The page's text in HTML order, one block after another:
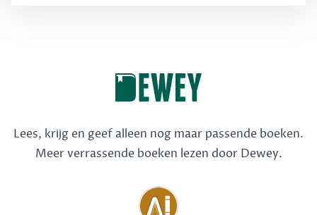
Lees, krijg en geef alleen nog maar passende boeken.
Meer verrassende boeken lezen door Dewey.